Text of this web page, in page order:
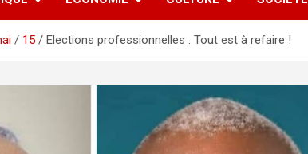
15 Elections professionnelles : Tout est à refaire !